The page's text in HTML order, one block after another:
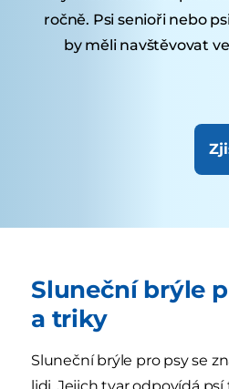
ročně. Psi senioři nebo
by měli navštěvovat
Sluneční brýle
a triky
Sluneční brýle pro psy se